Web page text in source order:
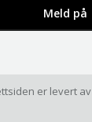
er levert av